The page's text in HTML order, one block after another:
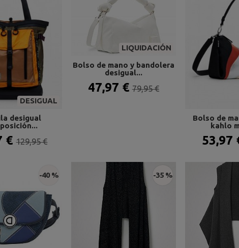
DESIGUAL
desigual
€129,95 €
LIQUIDACIÓN
Bolso de mano y bandolera
desigual...
47,97 € 79,95 €
Bolso de
kahlo
53,97
-40 % -35 %